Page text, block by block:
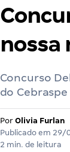
nossa
Concurso
do
Por Olivia Furlan
Publicado em 29/
2 min. de leitura